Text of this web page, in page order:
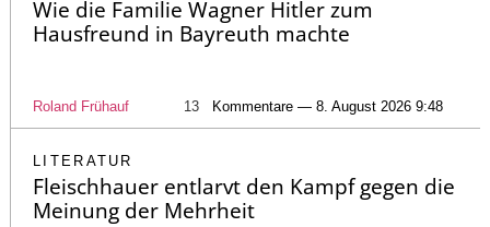
Wie die Familie Wagner Hitler zum
Hausfreund in Bayreuth machte
Roland Frühauf 13 Kommentare — 8. August 2026 9:48
LITERATUR
Fleischhauer entlarvt den Kampf gegen die
Meinung der Mehrheit